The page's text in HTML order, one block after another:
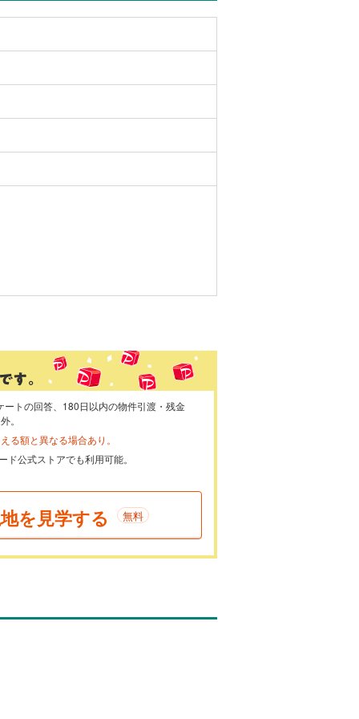
トの回答、180日以内の物件引渡・残金
。
る額と異なる場合あり。
公式ストアでも利用可能。
を見学する 無料